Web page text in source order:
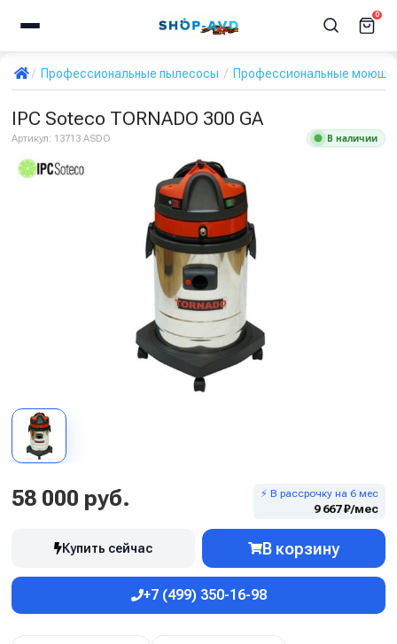
0
Профессиональные пылесосы Профессиональные
IPC Soteco TORNADO 300 GA
Артикул: 13713 ASDO В наличии
58 000 руб. ⚡ В рассрочку на 6 мес
9 667 ₽/мес
Купить сейчас В корзину
+7 (499) 350-16-98